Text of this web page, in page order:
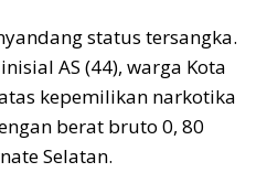
status tersangka.
AS (44), warga Kota
kepemilikan narkotika
berat bruto 0, 80
Selatan.